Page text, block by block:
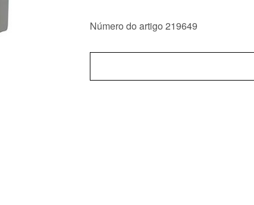
Número do artigo 219649